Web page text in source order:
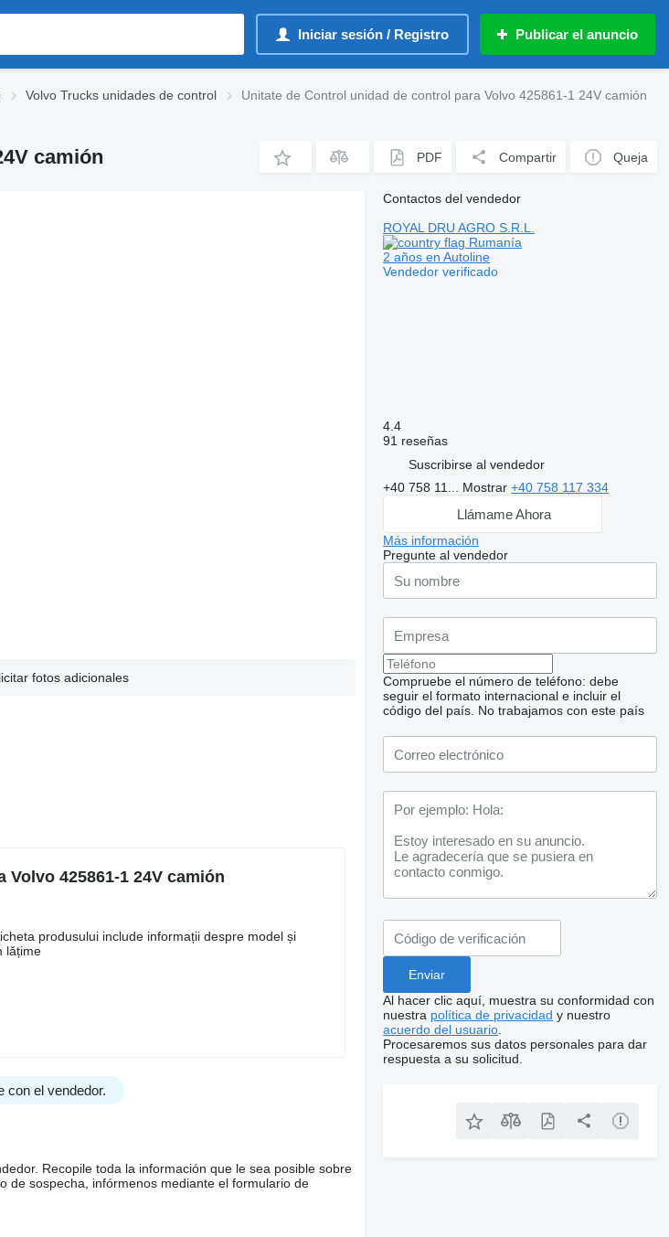
Iniciar sesión / Registro Publicar el anuncio
Volvo Trucks unidades de control Unitate de Control unidad de control para Volvo 425861-1 24V camión
camión PDF Compartir Queja
fotos adicionales
425861-1 24V camión
produsului include informații despre model și
lățime
con el vendedor.
Recopile toda la información que le sea posible sobre
de sospecha, infórmenos mediante el formulario de
Contactos del vendedor
ROYAL DRU AGRO S.R.L.
Rumanía
2 años en Autoline
Vendedor verificado
4.4
91 reseñas
Suscribirse al vendedor
+40 758 11... Mostrar+40 758 117 334
Llámame Ahora
Más información
Pregunte al vendedor
Compruebe el número de teléfono: debe
seguir el formato internacional e incluir el
código del país. No trabajamos con este país
Al hacer clic aquí, muestra su conformidad con
nuestra política de privacidad y nuestro
acuerdo del usuario
Procesaremos sus datos personales para dar
respuesta a su solicitud.